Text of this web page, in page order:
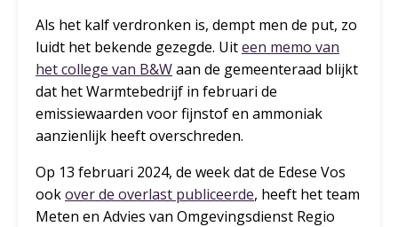
Als het kalf verdronken is, dempt men de put, zo
luidt het bekende gezegde. Uiteen memo van
het college van B&Waan de gemeenteraad blijkt
dat het Warmtebedrijf in februari de
emissiewaarden voor fijnstof en ammoniak
aanzienlijk heeft overschreden.
Op 13 februari 2024, de week dat de Edese Vos
ookover de overlast publiceerde, heeft het team
Meten en Advies van Omgevingsdienst Regio